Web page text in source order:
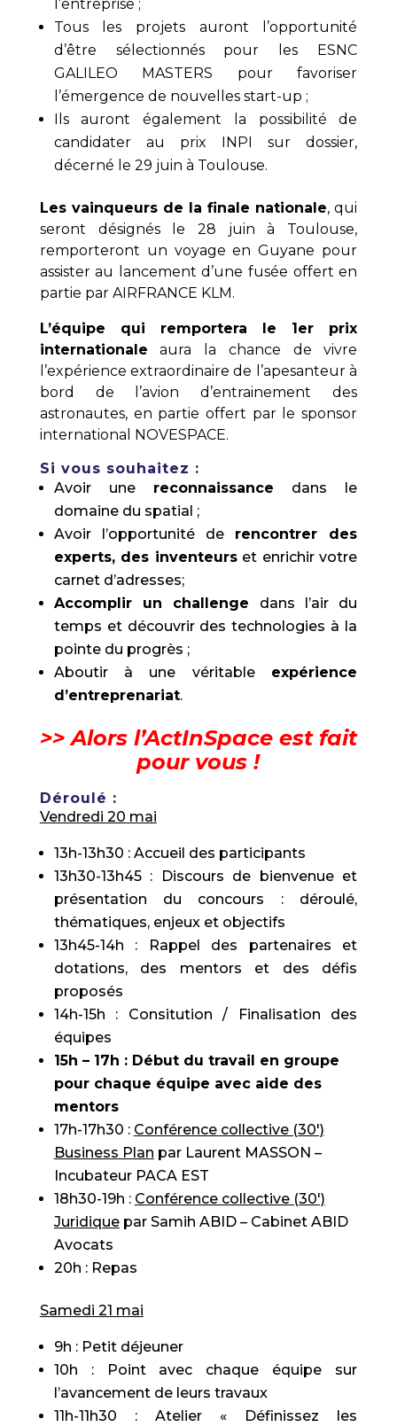
l’entreprise ;
Tous les projets auront l’opportunité
d’être sélectionnés pour les ESNC
GALILEO MASTERS pour favoriser
l’émergence de nouvelles start-up ;
Ils auront également la possibilité de
candidater au prix INPI sur dossier,
décerné le 29 juin à Toulouse.
Les vainqueurs de la finale nationale, qui
seront désignés le 28 juin à Toulouse,
remporteront un voyage en Guyane pour
assister au lancement d’une fusée offert en
partie par AIRFRANCE KLM.
L’équipe qui remportera le 1er prix
internationale aura la chance de vivre
l’expérience extraordinaire de l’apesanteur à
bord de l’avion d’entrainement des
astronautes, en partie offert par le sponsor
international NOVESPACE.
Si vous souhaitez :
Avoir une reconnaissance dans le
domaine du spatial ;
Avoir l’opportunité de rencontrer des
experts, des inventeurset enrichir votre
carnet d’adresses;
Accomplir un challenge dans l’air du
temps et découvrir des technologies à la
pointe du progrès ;
Aboutir à une véritable expérience
d’entreprenariat.
>> Alors l’ActInSpace est fait
pour vous !
Déroulé :
Vendredi 20 mai
13h-13h30 : Accueil des participants
13h30-13h45 : Discours de bienvenue et
présentation du concours : déroulé,
thématiques, enjeux et objectifs
13h45-14h : Rappel des partenaires et
dotations, des mentors et des défis
proposés
14h-15h : Consitution / Finalisation des
équipes
15h – 17h : Début du travail en groupe
pour chaque équipe avec aide des
mentors
17h-17h30 : Conférence collective (30′)
Business Plan par Laurent MASSON –
Incubateur PACA EST
18h30-19h : Conférence collective (30′)
Juridiquepar Samih ABID – Cabinet ABID
Avocats
20h : Repas
Samedi 21 mai
9h : Petit déjeuner
10h : Point avec chaque équipe sur
l’avancement de leurs travaux
11h-11h30 : Atelier « Définissez les